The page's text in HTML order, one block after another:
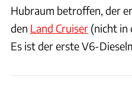
Hubraum betroffen, der
den Land Cruiser (nicht in
Es ist der erste V6-